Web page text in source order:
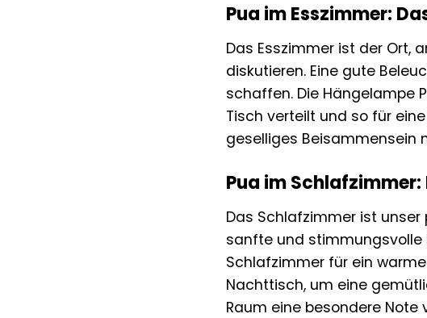
Pua im Esszimmer:
Das Esszimmer ist der Ort,
diskutieren. Eine gute
schaffen. Die Hängelampe
Tisch verteilt und so für
geselliges Beisammensein
Pua im Schlafzimmer:
Das Schlafzimmer ist unser
sanfte und stimmungsvolle
Schlafzimmer für ein
Nachttisch, um eine
Raum eine besondere